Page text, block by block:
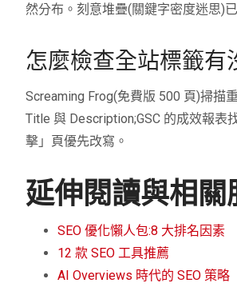
然分布。刻意堆疊(關鍵字密度迷思)
怎麼檢查全站標籤有
Screaming Frog(免費版 500 頁)掃描
Title 與 Description;GSC 的成效報表
擊」頁優先改寫。
延伸閱讀與相關
SEO 優化懶人包:8 大排名因素
12 款 SEO 工具推薦
AI Overviews 時代的 SEO 策略